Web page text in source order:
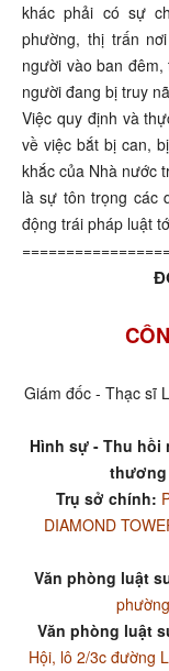
khác phải có sự
phường, thị trấn
người vào ban
người đang bị truy
Việc quy định và
về việc bắt bị can,
khắc của Nhà nước
là sự tôn trọng các
động trái pháp luật
Giám đốc - Thạc sĩ
Hình sự - Thu hồi
thương
Trụ sở chính:
DIAMOND
Văn phòng luật
Văn phòng luật
Hội, lô 2/3c đường